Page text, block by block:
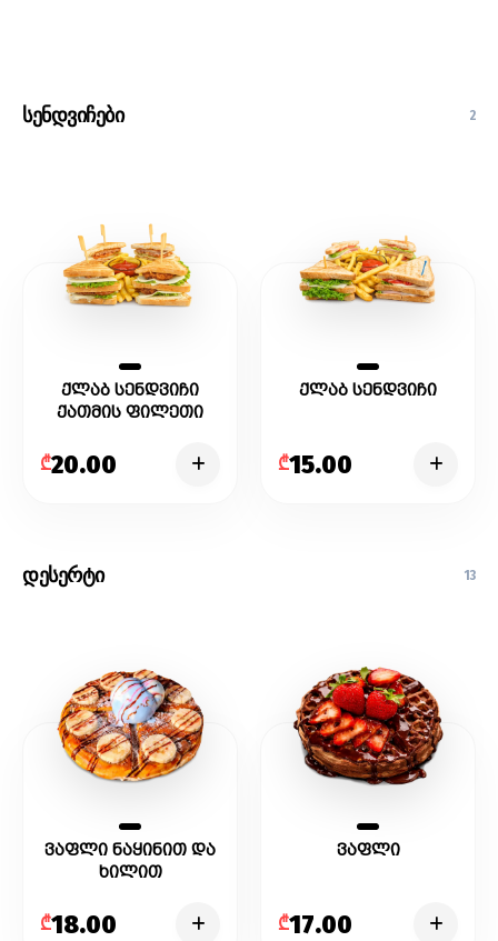
სენდვიჩები 2
ქლაბ სენდვიჩი
ქათმის ფილეთი
₾20.00
ქლაბ სენდვიჩი
₾15.00
დესერტი 13
ვაფლი ნაყინით და
ხილით
₾18.00
ვაფლი
₾17.00